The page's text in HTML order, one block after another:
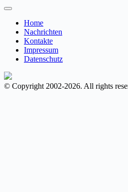
Home
Nachrichten
Kontakte
Impressum
Datenschutz
© Copyright 2002-2026. All rights